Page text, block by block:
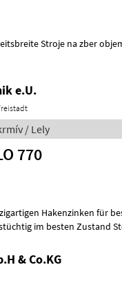
objemových
e.U.
/ Lely
770
im besten Zustand Steht
& Co.KG